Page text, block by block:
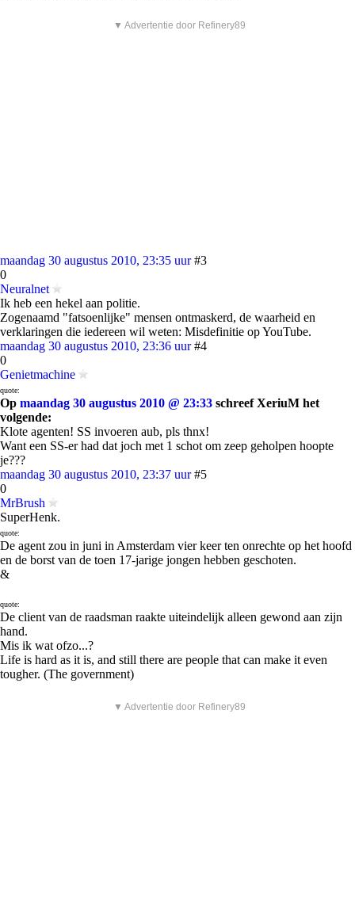
▼ Advertentie door Refinery89
maandag 30 augustus 2010, 23:35 uur #3
0
Neuralnet
Ik heb een hekel aan politie.
Zogenaamd "fatsoenlijke" mensen ontmaskerd, de waarheid en
verklaringen die iedereen wil weten: Misdefinitie op YouTube.
maandag 30 augustus 2010, 23:36 uur #4
0
Genietmachine
quote:
Op maandag 30 augustus 2010 @ 23:33 schreef XeriuM het
volgende:
Klote agenten! SS invoeren aub, pls thnx!
Want een SS-er had dat joch met 1 schot om zeep geholpen hoopte
je???
maandag 30 augustus 2010, 23:37 uur #5
0
MrBrush
SuperHenk.
quote:
De agent zou in juni in Amsterdam vier keer ten onrechte op het hoofd
en de borst van de toen 17-jarige jongen hebben geschoten.
&
quote:
De client van de raadsman raakte uiteindelijk alleen gewond aan zijn
hand.
Mis ik wat ofzo...?
Life is hard as it is, and still there are people that can make it even
tougher. (The government)
▼ Advertentie door Refinery89